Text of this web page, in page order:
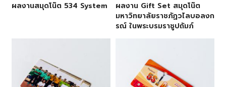
ผลงานสมุดโน๊ต 534 System
ผลงาน Gift Set สมุดโน๊ต
มหาวิทยาลัยราชภัฏวไลบอลงก
รณ์ ในพระบรมราชูปถัมภ์